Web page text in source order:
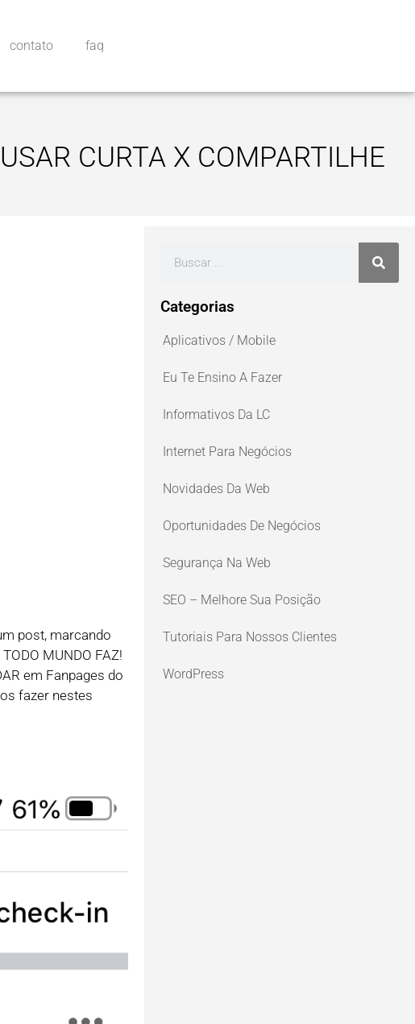
contato faq
CURTA X COMPARTILHE
post, marcando
MUNDO FAZ!
em Fanpages do
fazer nestes
Categorias
Aplicativos / Mobile
Eu Te Ensino A Fazer
Informativos Da LC
Internet Para Negócios
Novidades Da Web
Oportunidades De Negócios
Segurança Na Web
SEO – Melhore Sua Posição
Tutoriais Para Nossos Clientes
WordPress